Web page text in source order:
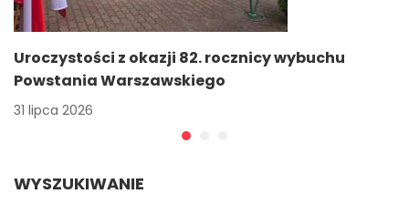
Uroczystości z okazji 82. rocznicy wybuchu
Powstania Warszawskiego
31 lipca 2026
WYSZUKIWANIE